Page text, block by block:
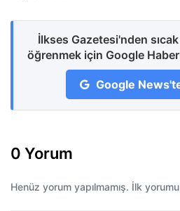
İlkses Gazetesi'nden
öğrenmek için Google
Google
0 Yorum
Henüz yorum yapılmamış. İlk